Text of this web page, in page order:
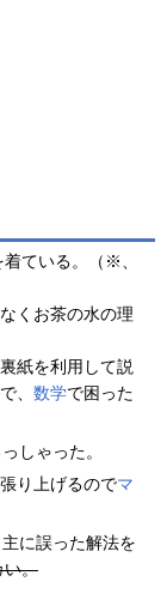
ている。（※、
くお茶の水の理
紙を利用して説
、 数学で困った
しゃった。
り上げるのでマ
に誤った解法を
い。